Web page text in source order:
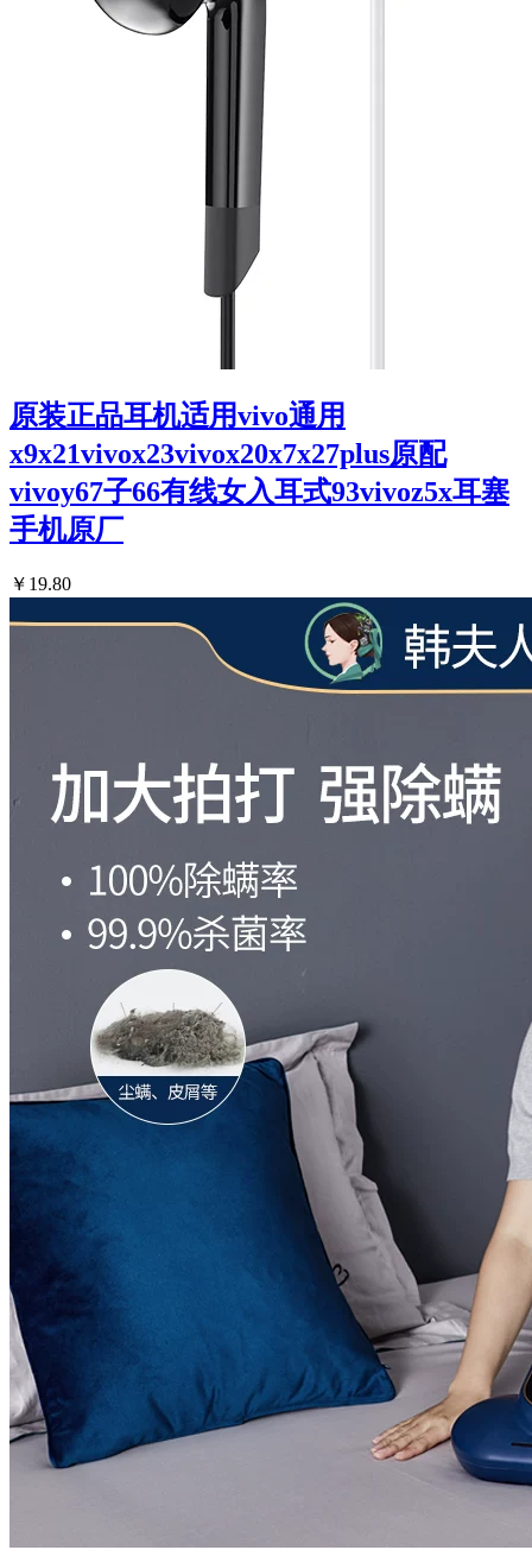
原装正品耳机适用vivo通用
x9x21vivox23vivox20x7x27plus原配
vivoy67子66有线女入耳式93vivoz5x耳塞
手机原厂
￥19.80